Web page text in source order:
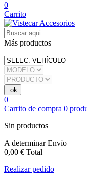
0
Carrito
Más productos
0
Carrito de compra 0
Sin productos
A determinarEnvío
0,00 € Total
Realizar pedido